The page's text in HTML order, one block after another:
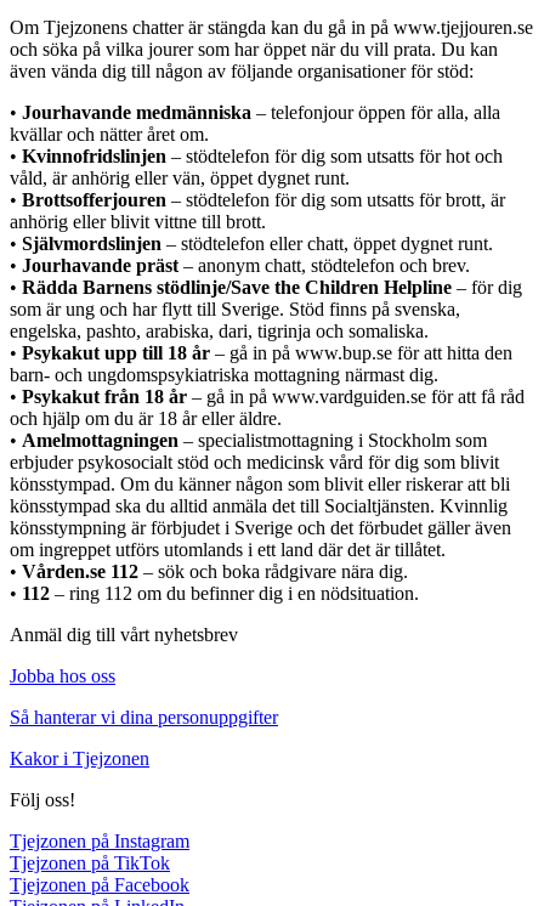
Om Tjejzonens chatter är stängda kan du gå in på www.tjejjouren.se
och söka på vilka jourer som har öppet när du vill prata. Du kan
även vända dig till någon av följande organisationer för stöd:
• Jourhavande medmänniska – telefonjour öppen för alla, alla
kvällar och nätter året om.
• Kvinnofridslinjen – stödtelefon för dig som utsatts för hot och
våld, är anhörig eller vän, öppet dygnet runt.
• Brottsofferjouren – stödtelefon för dig som utsatts för brott, är
anhörig eller blivit vittne till brott.
• Självmordslinjen – stödtelefon eller chatt, öppet dygnet runt.
• Jourhavande präst – anonym chatt, stödtelefon och brev.
• Rädda Barnens stödlinje/Save the Children Helpline – för dig
som är ung och har flytt till Sverige. Stöd finns på svenska,
engelska, pashto, arabiska, dari, tigrinja och somaliska.
• Psykakut upp till 18 år – gå in på www.bup.se för att hitta den
barn- och ungdomspsykiatriska mottagning närmast dig.
• Psykakut från 18 år – gå in på www.vardguiden.se för att få råd
och hjälp om du är 18 år eller äldre.
• Amelmottagningen – specialistmottagning i Stockholm som
erbjuder psykosocialt stöd och medicinsk vård för dig som blivit
könsstympad. Om du känner någon som blivit eller riskerar att bli
könsstympad ska du alltid anmäla det till Socialtjänsten. Kvinnlig
könsstympning är förbjudet i Sverige och det förbudet gäller även
om ingreppet utförs utomlands i ett land där det är tillåtet.
• Vården.se 112 – sök och boka rådgivare nära dig.
• 112 – ring 112 om du befinner dig i en nödsituation.
Anmäl dig till vårt nyhetsbrev
Jobba hos oss
Så hanterar vi dina personuppgifter
Kakor i Tjejzonen
Följ oss!
Tjejzonen på Instagram
Tjejzonen på TikTok
Tjejzonen på Facebook